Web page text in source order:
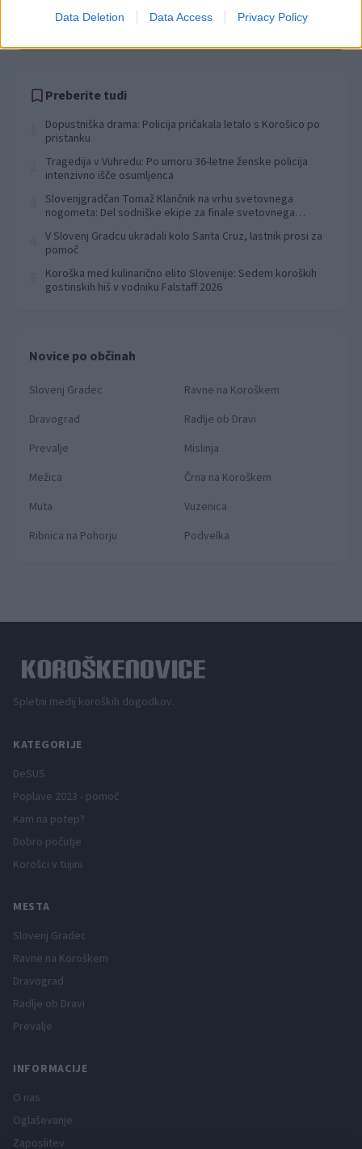
Data Deletion Data Access Privacy Policy
Izklop elektrike: 421. Nadzorništvo Ravne - Območje Podkraj
Preberite tudi
Dopustniška drama: Policija pričakala letalo s Korošico po
pristanku
Tragedija v Vuhredu: Po umoru 36-letne ženske policija
intenzivno išče osumljenca
Slovenjgradčan Tomaž Klančnik na vrhu svetovnega
nogometa: Del sodniške ekipe za finale svetovnega
V Slovenj Gradcu ukradali kolo Santa Cruz, lastnik prosi za
pomoč
Koroška med kulinarično elito Slovenije: Sedem koroških
gostinskih hiš v vodniku Falstaff 2026
Novice po občinah
Slovenj Gradec
Ravne na Koroškem
Dravograd
Radlje ob Dravi
Prevalje
Mislinja
Mežica
Črna na Koroškem
Muta
Vuzenica
Ribnica na Pohorju
Podvelka
Spletni medij koroških dogodkov.
KATEGORIJE
DeSUS
Poplave 2023 - pomoč
Kam na potep?
Dobro počutje
Korošci v tujini
MESTA
Slovenj Gradec
Ravne na Koroškem
Dravograd
Radlje ob Dravi
Prevalje
INFORMACIJE
O nas
Oglaševanje
Zaposlitev